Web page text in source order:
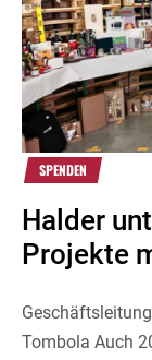
SPENDEN
Halder
Projekte
Tombola Auch